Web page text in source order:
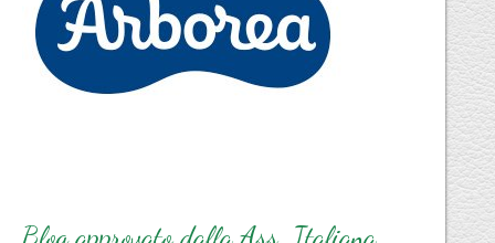
Blog approvato dalla Ass. Italiana